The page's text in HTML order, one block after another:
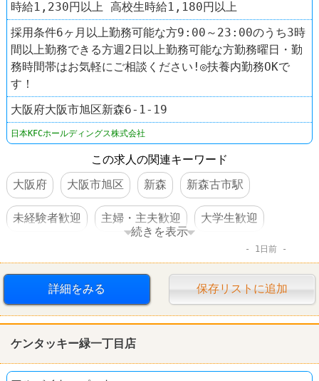
時給1,230円以上 高校生時給1,180円以上
採用条件6ヶ月以上勤務可能な方9:00～23:00のうち3時
間以上勤務できる方週2日以上勤務可能な方勤務曜日・勤
務時間帯はお気軽にご相談ください!◎扶養内勤務OKで
す！
大阪府大阪市旭区新森6-1-19
日本KFCホールディングス株式会社
この求人の関連キーワード
大阪府
大阪市旭区 新森 新森古市駅
未経験者歓迎 主婦・主夫歓迎 大学生歓迎
髪型自由 ファーストフード
ケンタッキーフライドチキン
続きを表示
1日前
詳細をみる 保存リストに追加
ケンタッキー緑一丁目店